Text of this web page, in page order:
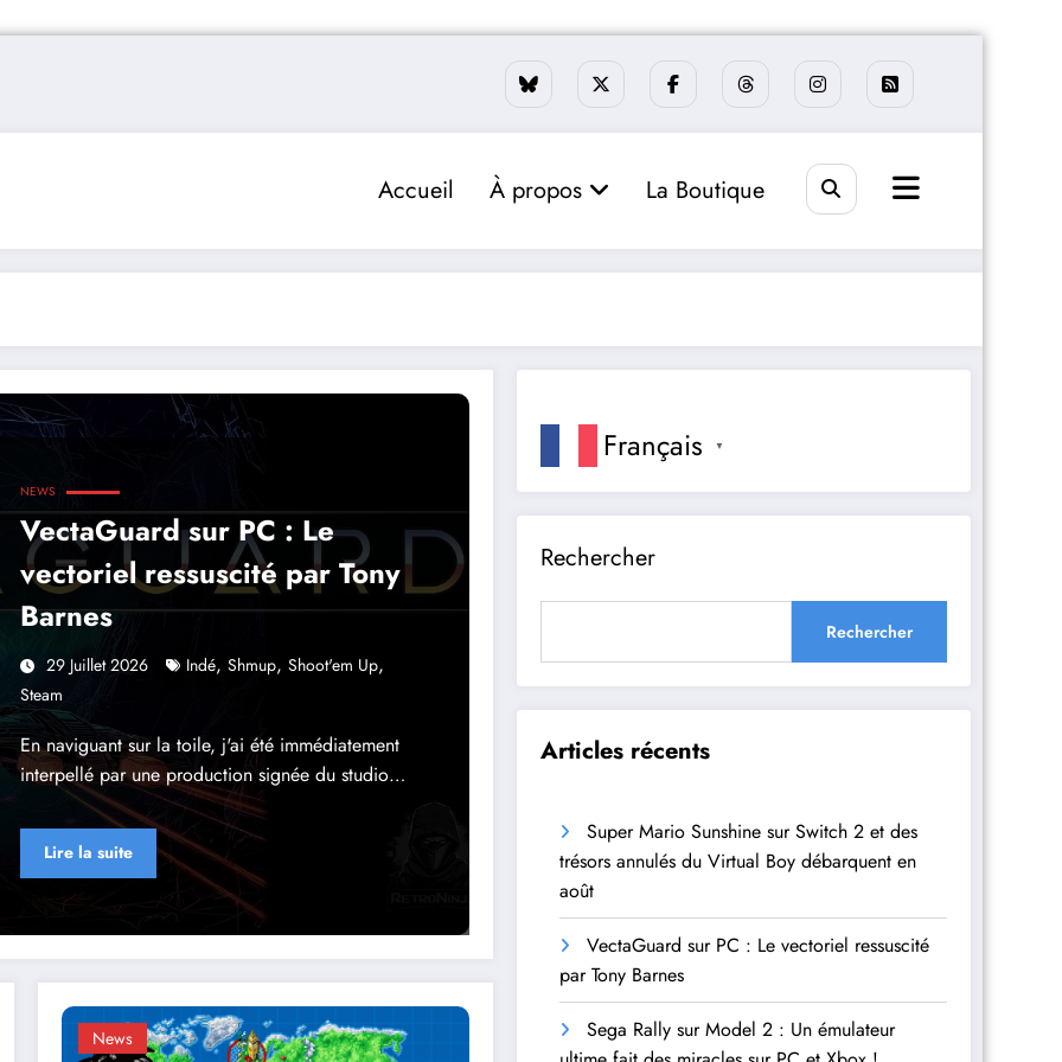
Accueil À propos La Boutique
NEWS
VectaGuard sur PC : Le
vectoriel ressuscité par Tony
Barnes
29 Juillet 2026 Indé, Shmup, Shoot'em Up,
Steam
En naviguant sur la toile, j'ai été immédiatement
interpellé par une production signée du studio…
Lire la suite
News
Français ▼
Rechercher
Rechercher
Articles récents
Super Mario Sunshine sur Switch 2 et des
trésors annulés du Virtual Boy débarquent en
août
VectaGuard sur PC : Le vectoriel ressuscité
par Tony Barnes
Sega Rally sur Model 2 : Un émulateur